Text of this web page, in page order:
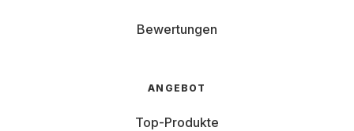
Bewertungen
ANGEBOT
Top-Produkte